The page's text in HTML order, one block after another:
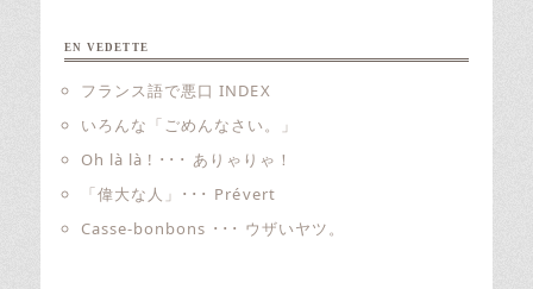
EN VEDETTE
フランス語で悪口 INDEX
いろんな「ごめんなさい。」
Oh là là ! ･･･ ありゃりゃ！
「偉大な人」･･･ Prévert
Casse-bonbons ･･･ ウザいヤツ。